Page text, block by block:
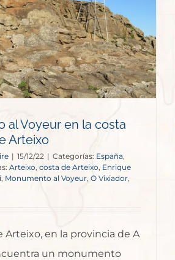
al Voyeur en la costa
Arteixo
| 15/12/22 | Categorías: España,
Arteixo costa de Arteixo, Enrique
, Monumento al Voyeur, O Vixiador,
Arteixo, en la provincia de A
un monumento